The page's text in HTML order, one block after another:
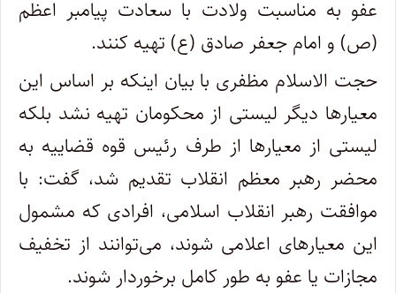
عفو به مناسبت ولادت با سعادت پیامبر اعظم
(ص) و امام جعفر صادق (ع) تهیه کنند.
حجت الاسلام مظفری با بیان اینکه بر اساس این
معیار‌ها دیگر لیستی از محکومان تهیه نشد بلکه
لیستی از معیار‌ها از طرف رئیس قوه قضاییه به
محضر رهبر معظم انقلاب تقدیم شد، گفت: با
موافقت رهبر انقلاب اسلامی، افرادی که مشمول
این معیار‌های اعلامی شوند، می‌توانند از تخفیف
مجازات یا عفو به طور کامل برخوردار شوند.